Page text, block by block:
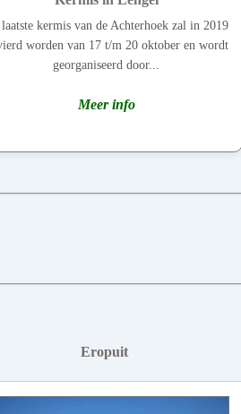
kermis van de Achterhoek zal in 2019
worden van 17 t/m 20 oktober en wordt
georganiseerd door...
Meer info
Eropuit